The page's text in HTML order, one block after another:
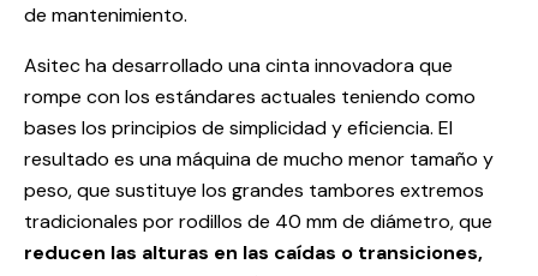
de mantenimiento.
Asitec ha desarrollado una cinta innovadora que
rompe con los estándares actuales teniendo como
bases los principios de simplicidad y eficiencia. El
resultado es una máquina de mucho menor tamaño y
peso, que sustituye los grandes tambores extremos
tradicionales por rodillos de 40 mm de diámetro, que
reducen las alturas en las caídas o transiciones,